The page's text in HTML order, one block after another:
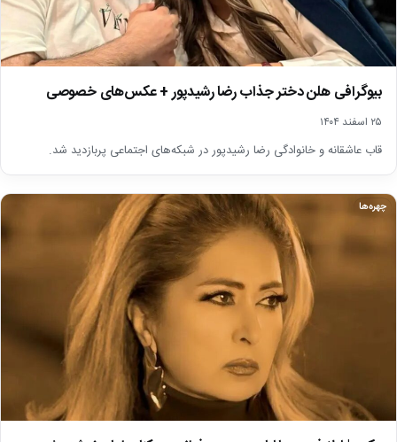
بیوگرافی هلن دختر جذاب رضا رشیدپور + عکس‌های خصوصی
۲۵ اسفند ۱۴۰۴
قاب عاشقانه و خانوادگی رضا رشیدپور در شبکه‌های اجتماعی پربازدید شد.
چهره‌ها